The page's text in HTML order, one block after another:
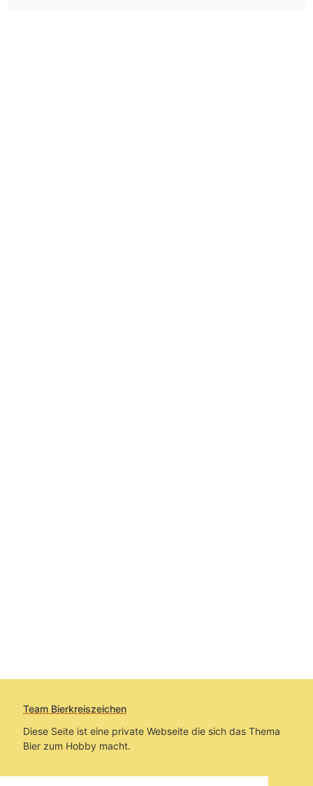
Team Bierkreiszeichen
Diese Seite ist eine private Webseite die sich das Thema
Bier zum Hobby macht.